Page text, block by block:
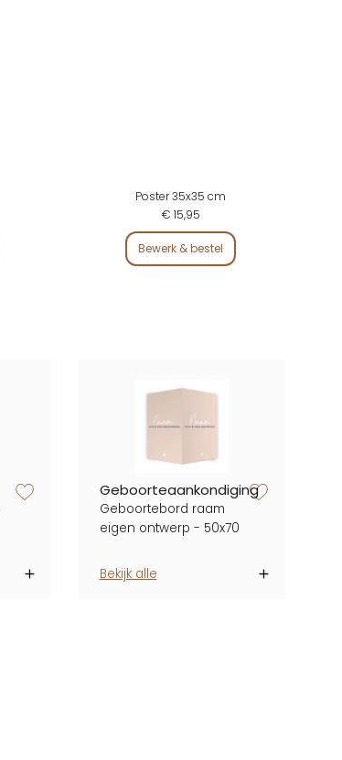
zet op verlanglijstjeGeboorteaankondiging
Geboortebord raam
eigen ontwerp - 50x70
Bekijk alle
Poster 35x35 cm
€ 15,95
Bewerk & bestel